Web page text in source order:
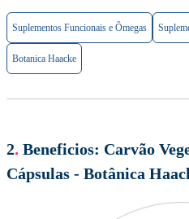
Suplementos Funcionais e Ômegas
Botanica Haacke
2. Beneficios: Carvão
Cápsulas - Botânica